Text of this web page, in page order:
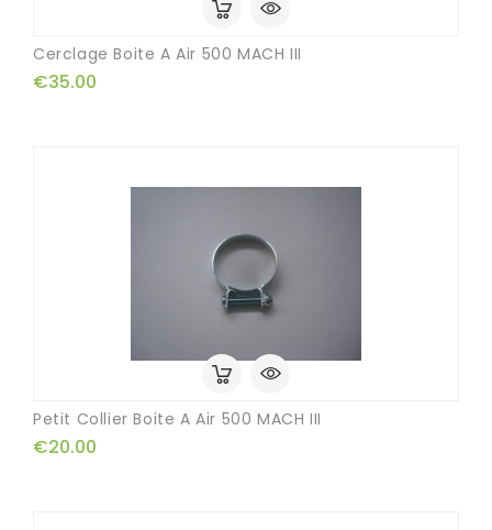
Cerclage Boite A Air 500 MACH III
€35.00
Petit Collier Boite A Air 500 MACH III
€20.00